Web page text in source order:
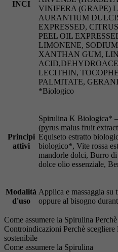
INCI
VINIFERA (GRAPE)
AURANTIUM
EXPRESSED,
PEEL OIL
LIMONENE,
XANTHAN GUM,
LECITHIN,
PALMITATE,
*Biologico
Principi
attivi
Spirulina K Biologica*
(pyrus malus fruit
Equiseto estratto
biologico*, Vite rossa
mandorle dolci, Burro
dolce olio essenziale,
Modalità
d'uso
Applica e massaggia su
oppure al bisogno
Come assumere la Spirulina
Controindicazioni Perchè
sostenibile
Come assumere la Spirulina